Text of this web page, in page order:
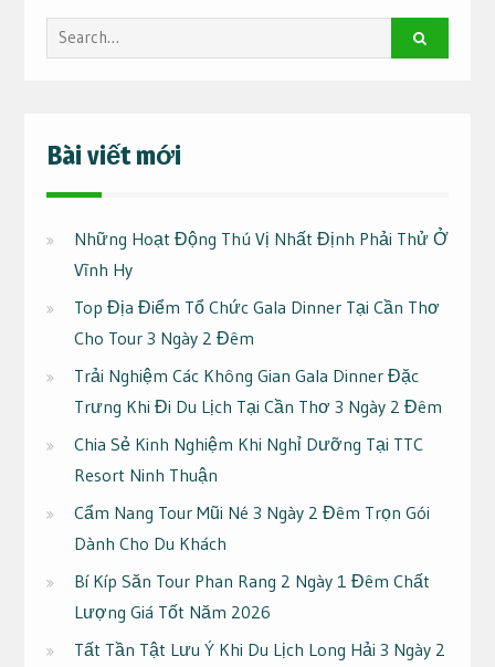
Search
for:
Bài viết mới
Những Hoạt Động Thú Vị Nhất Định Phải Thử Ở
Vĩnh Hy
Top Địa Điểm Tổ Chức Gala Dinner Tại Cần Thơ
Cho Tour 3 Ngày 2 Đêm
Trải Nghiệm Các Không Gian Gala Dinner Đặc
Trưng Khi Đi Du Lịch Tại Cần Thơ 3 Ngày 2 Đêm
Chia Sẻ Kinh Nghiệm Khi Nghỉ Dưỡng Tại TTC
Resort Ninh Thuận
Cẩm Nang Tour Mũi Né 3 Ngày 2 Đêm Trọn Gói
Dành Cho Du Khách
Bí Kíp Săn Tour Phan Rang 2 Ngày 1 Đêm Chất
Lượng Giá Tốt Năm 2026
Tất Tần Tật Lưu Ý Khi Du Lịch Long Hải 3 Ngày 2